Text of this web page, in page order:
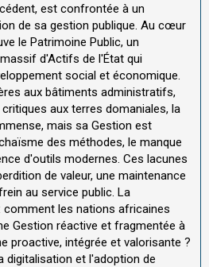
est confrontée à un
de sa gestion publique. Au cœur
le Patrimoine Public, un
d'Actifs de l'État qui
social et économique.
aux bâtiments administratifs,
aux terres domaniales, la
mais sa Gestion est
des méthodes, le manque
d'outils modernes. Ces lacunes
de valeur, une maintenance
au service public. La
comment les nations africaines
Gestion réactive et fragmentée à
proactive, intégrée et valorisante ?
digitalisation et l'adoption de